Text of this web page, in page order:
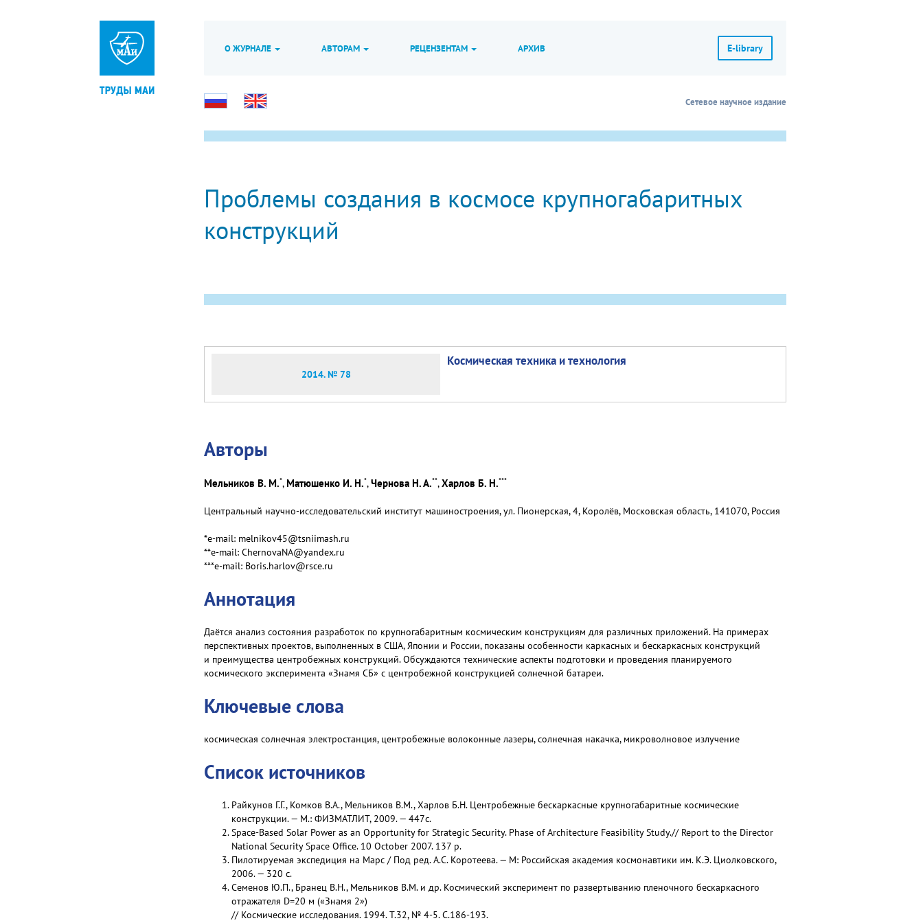
О ЖУРНАЛЕ АВТОРАМ РЕЦЕНЗЕНТАМ АРХИВ E-library
Сетевое научное издание
Проблемы создания в космосе крупногабаритных
конструкций
2014. № 78
Космическая техника и технология
Авторы
Мельников В. М.*,Матюшенко И. Н.*,Чернова Н. А.**,Харлов Б. Н.***
Центральный научно-исследовательский институт машиностроения, ул. Пионерская, 4, Королёв, Московская область, 141070, Россия
*e-mail: melnikov45@tsniimash.ru
**e-mail: ChernovaNA@yandex.ru
***e-mail: Вoris.harlov@rsce.ru
Аннотация
Даётся анализ состояния разработок по крупногабаритным космическим конструкциям для различных приложений. На примерах
перспективных проектов, выполненных в США, Японии и России, показаны особенности каркасных и бескаркасных конструкций
и преимущества центробежных конструкций. Обсуждаются технические аспекты подготовки и проведения планируемого
космического эксперимента «Знамя СБ» с центробежной конструкцией солнечной батареи.
Ключевые слова
космическая солнечная электростанция, центробежные волоконные лазеры, солнечная накачка, микроволновое излучение
Список источников
Райкунов Г.Г., Комков В.А., Мельников В.М., Харлов Б.Н. Центробежные бескаркасные крупногабаритные космические
конструкции. — М.: ФИЗМАТЛИТ, 2009. — 447с.
Space-Based Solar Power аs an Opportunity for Strategic Security. Phase of Architecture Feasibility Study.// Report to the Director
National Security Space Office. 10 October 2007. 137 р.
Пилотируемая экспедиция на Марс / Под ред. А.С. Коротеева. — М: Российская академия космонавтики им. К.Э. Циолковского,
2006. — 320 с.
Семенов Ю.П., Бранец В.Н., Мельников В.М. и др. Космический эксперимент по развертыванию пленочного бескаркасного
отражателя D=20 м («Знамя 2»)
// Космические исследования. 1994. Т.32, № 4-5. С.186-193.